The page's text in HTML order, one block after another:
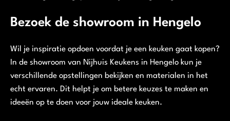
Bezoek de showroom in Hengelo
Wil je inspiratie opdoen voordat je een keuken gaat kopen?
In de showroom van Nijhuis Keukens in Hengelo kun je
verschillende opstellingen bekijken en materialen in het
echt ervaren. Dit helpt je om betere keuzes te maken en
ideeën op te doen voor jouw ideale keuken.